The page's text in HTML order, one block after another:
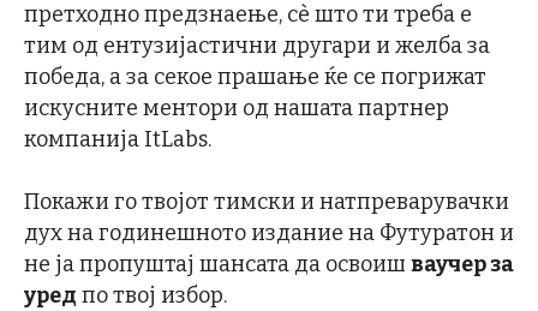
претходно предзнаење, сѐ што ти треба е
тим од ентузијастични другари и желба за
победа, а за секое прашање ќе се погрижат
искусните ментори од нашата партнер
компанија ItLabs.
Покажи го твојот тимски и натпреварувачки
дух на годинешното издание на Футуратон и
не ја пропуштај шансата да освоиш ваучер за
уред по твој избор.